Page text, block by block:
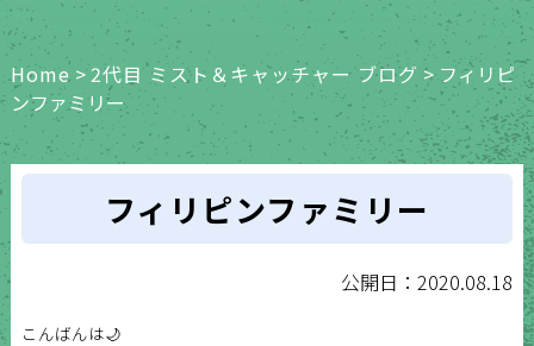
Home>2代目 ミスト＆キャッチャー ブログ >フィリピ
ンファミリー
フィリピンファミリー
公開日：2020.08.18
こんばんは🌙